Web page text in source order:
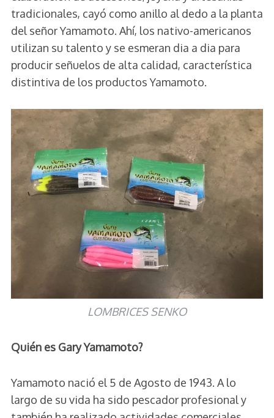
tradicionales, cayó como anillo al dedo a la planta
del señor Yamamoto. Ahí, los nativo-americanos
utilizan su talento y se esmeran dia a dia para
producir señuelos de alta calidad, característica
distintiva de los productos Yamamoto.
LOMBRICES SENKO
Quién es Gary Yamamoto?
Yamamoto nació el 5 de Agosto de 1943. A lo
largo de su vida ha sido pescador profesional y